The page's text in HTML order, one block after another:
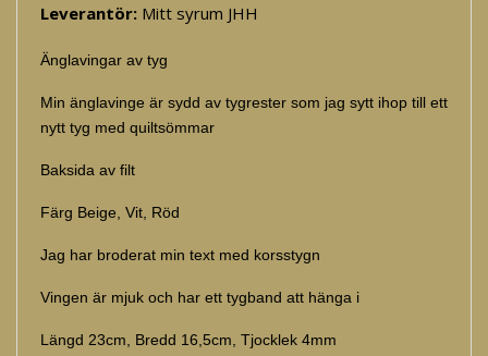
Leverantör: Mitt syrum JHH
Änglavingar av tyg
Min änglavinge är sydd av tygrester som jag sytt ihop till ett
nytt tyg med quiltsömmar
Baksida av filt
Färg Beige, Vit, Röd
Jag har broderat min text med korsstygn
Vingen är mjuk och har ett tygband att hänga i
Längd 23cm, Bredd 16,5cm, Tjocklek 4mm